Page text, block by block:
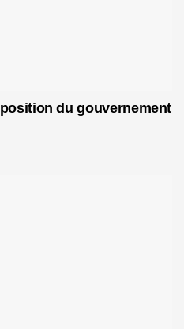
du gouvernement